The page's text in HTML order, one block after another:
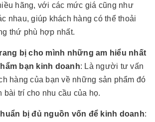
hãng, với các mức giá cũng như
nhau, giúp khách hàng có thể thoải
thứ phù hợp nhất.
bị cho mình những am hiểu nhất
bạn kinh doanh: Là người tư vấn
hàng của bạn về những sản phẩm đó
bài trí cho nhu cầu của họ.
bị đủ nguồn vốn để kinh doanh: